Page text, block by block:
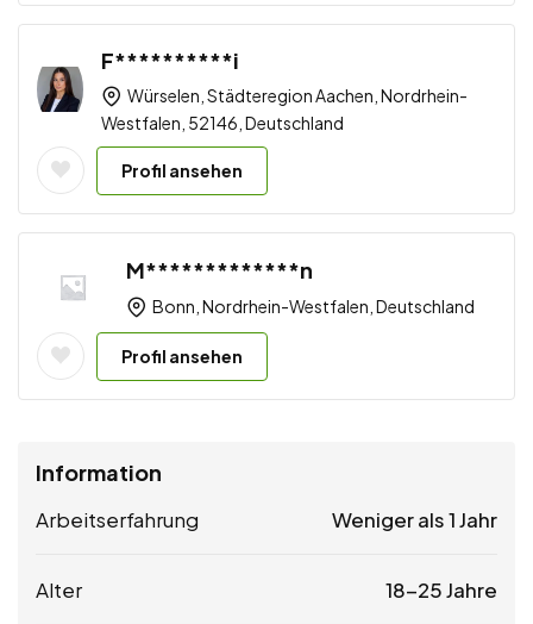
F**********i
Würselen, Städteregion Aachen, Nordrhein-
Westfalen, 52146, Deutschland
Profil ansehen
M*************n
Bonn, Nordrhein-Westfalen, Deutschland
Profil ansehen
Information
Arbeitserfahrung Weniger als 1 Jahr
Alter 18-25 Jahre